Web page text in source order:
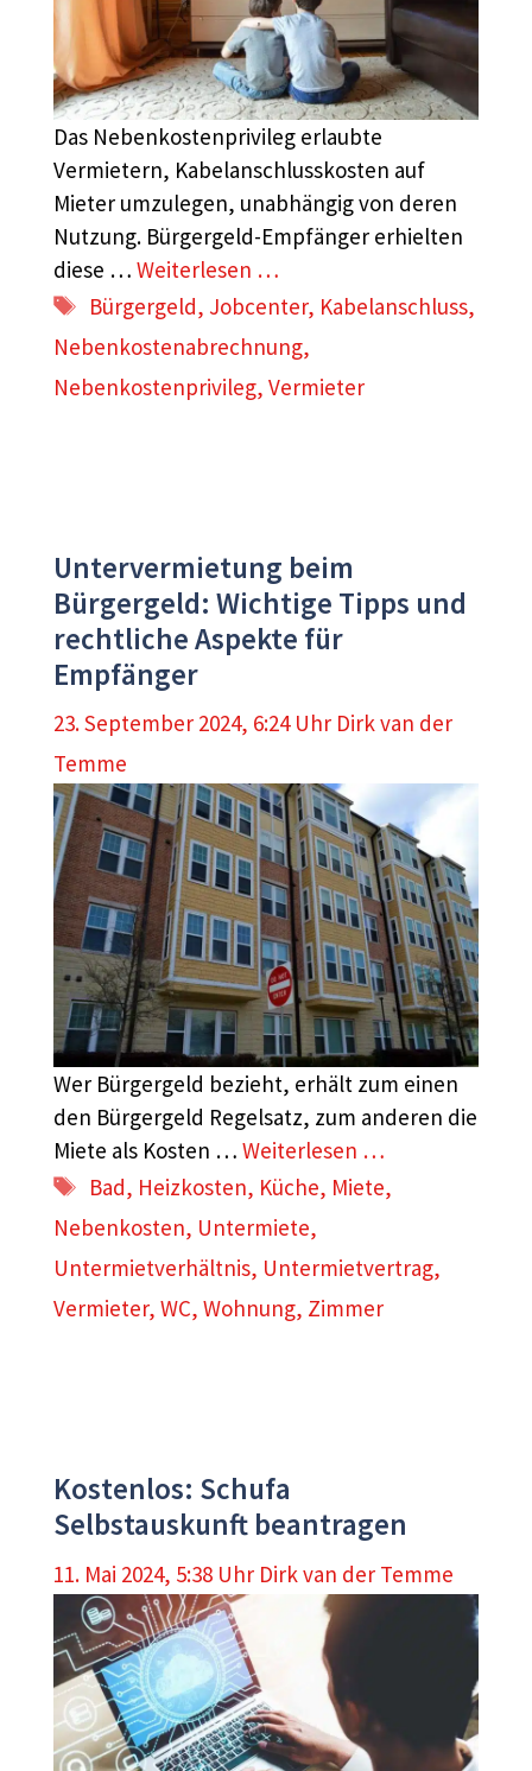
Das Nebenkostenprivileg erlaubte
Vermietern, Kabelanschlusskosten auf
Mieter umzulegen, unabhängig von deren
Nutzung. Bürgergeld-Empfänger erhielten
diese … Weiterlesen …
Schlagwörter
Bürgergeld, Jobcenter, Kabelanschluss,
Nebenkostenabrechnung,
Nebenkostenprivileg, Vermieter
Untervermietung beim
Bürgergeld: Wichtige Tipps und
rechtliche Aspekte für
Empfänger
23. September 2024, 6:24 Uhr Dirk van der
Temme
Wer Bürgergeld bezieht, erhält zum einen
den Bürgergeld Regelsatz, zum anderen die
Miete als Kosten … Weiterlesen …
Schlagwörter
Bad, Heizkosten, Küche, Miete,
Nebenkosten, Untermiete,
Untermietverhältnis, Untermietvertrag,
Vermieter, WC, Wohnung, Zimmer
Kostenlos: Schufa
Selbstauskunft beantragen
11. Mai 2024, 5:38 Uhr Dirk van der Temme